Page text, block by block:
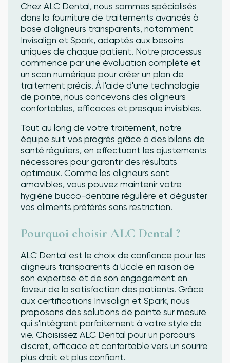
Chez ALC Dental, nous sommes spécialisés
dans la fourniture de traitements avancés à
base d'aligneurs transparents, notamment
Invisalign et Spark, adaptés aux besoins
uniques de chaque patient. Notre processus
commence par une évaluation complète et
un scan numérique pour créer un plan de
traitement précis. À l'aide d'une technologie
de pointe, nous concevons des aligneurs
confortables, efficaces et presque invisibles.
Tout au long de votre traitement, notre
équipe suit vos progrès grâce à des bilans de
santé réguliers, en effectuant les ajustements
nécessaires pour garantir des résultats
optimaux. Comme les aligneurs sont
amovibles, vous pouvez maintenir votre
hygiène bucco-dentaire régulière et déguster
vos aliments préférés sans restriction.
Pourquoi choisir ALC Dental ?
ALC Dental est le choix de confiance pour les
aligneurs transparents à Uccle en raison de
son expertise et de son engagement en
faveur de la satisfaction des patients. Grâce
aux certifications Invisalign et Spark, nous
proposons des solutions de pointe sur mesure
qui s'intègrent parfaitement à votre style de
vie. Choisissez ALC Dental pour un parcours
discret, efficace et confortable vers un sourire
plus droit et plus confiant.